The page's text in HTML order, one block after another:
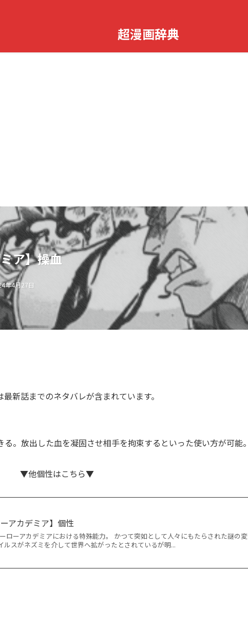
超漫画辞典
ア】操血
年4月27日
最新話までのネタバレが含まれています。
。放出した血を凝固させ相手を拘束するといった使い方が可能。
▼他個性はこちら▼
ーアカデミア】個性
ーローアカデミアにおける特殊能力。 かつて突如として人々にもたらされた謎の変
ルスがネズミを介して世界へ拡がったとされているが明...